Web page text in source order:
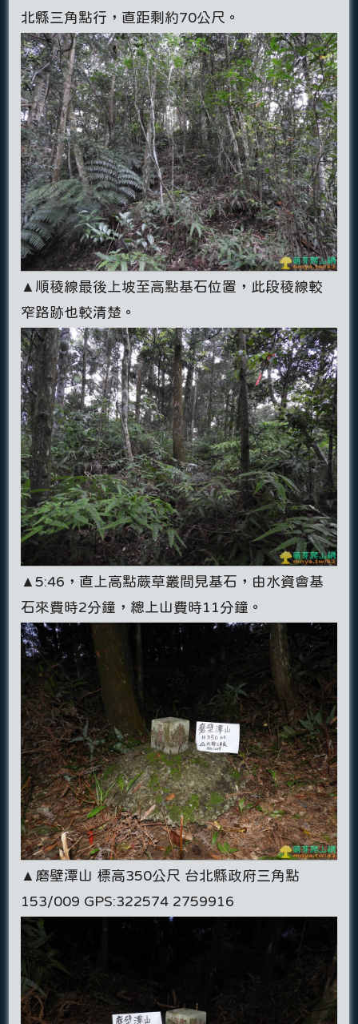
北縣三角點行，直距剩約70公尺。
▲順稜線最後上坡至高點基石位置，此段稜線較
窄路跡也較清楚。
▲5:46，直上高點蕨草叢間見基石，由水資會基
石來費時2分鐘，總上山費時11分鐘。
▲磨壁潭山 標高350公尺 台北縣政府三角點
153/009 GPS:322574 2759916